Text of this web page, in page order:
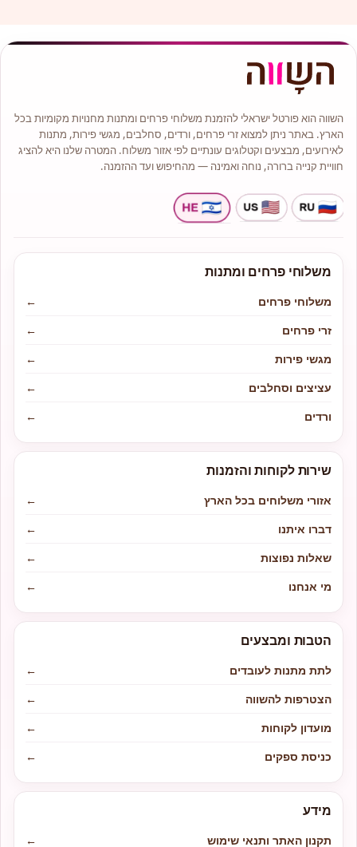
השווה הוא פורטל ישראלי להזמנת משלוחי פרחים ומתנות מחנויות מקומיות בכל
הארץ. באתר ניתן למצוא זרי פרחים, ורדים, סחלבים, מגשי פירות, מתנות
לאירועים, מבצעים וקטלוגים עונתיים לפי אזור משלוח. המטרה שלנו היא להציג
חוויית קנייה ברורה, נוחה ואמינה — מהחיפוש ועד ההזמנה.
משלוחי פרחים ומתנות
משלוחי פרחים
←
זרי פרחים
←
מגשי פירות
←
עציצים וסחלבים
←
ורדים
←
שירות לקוחות והזמנות
אזורי משלוחים בכל הארץ
←
דברו איתנו
←
שאלות נפוצות
←
מי אנחנו
←
הטבות ומבצעים
לתת מתנות לעובדים
←
הצטרפות להשווה
←
מועדון לקוחות
←
כניסת ספקים
←
מידע
תקנון האתר ותנאי שימוש ←